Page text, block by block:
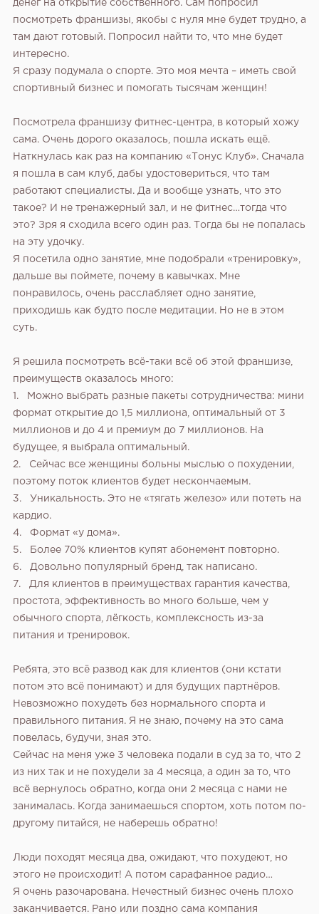
денег на открытие собственного. Сам попросил
посмотреть франшизы, якобы с нуля мне будет трудно, а
там дают готовый. Попросил найти то, что мне будет
интересно.
Я сразу подумала о спорте. Это моя мечта – иметь свой
спортивный бизнес и помогать тысячам женщин!
Посмотрела франшизу фитнес-центра, в который хожу
сама. Очень дорого оказалось, пошла искать ещё.
Наткнулась как раз на компанию «Тонус Клуб». Сначала
я пошла в сам клуб, дабы удостовериться, что там
работают специалисты. Да и вообще узнать, что это
такое? И не тренажерный зал, и не фитнес…тогда что
это? Зря я сходила всего один раз. Тогда бы не попалась
на эту удочку.
Я посетила одно занятие, мне подобрали «тренировку»,
дальше вы поймете, почему в кавычках. Мне
понравилось, очень расслабляет одно занятие,
приходишь как будто после медитации. Но не в этом
суть.
Я решила посмотреть всё-таки всё об этой франшизе,
преимуществ оказалось много:
1. Можно выбрать разные пакеты сотрудничества: мини
формат открытие до 1,5 миллиона, оптимальный от 3
миллионов и до 4 и премиум до 7 миллионов. На
будущее, я выбрала оптимальный.
2. Сейчас все женщины больны мыслью о похудении,
поэтому поток клиентов будет нескончаемым.
3. Уникальность. Это не «тягать железо» или потеть на
кардио.
4. Формат «у дома».
5. Более 70% клиентов купят абонемент повторно.
6. Довольно популярный бренд, так написано.
7. Для клиентов в преимуществах гарантия качества,
простота, эффективность во много больше, чем у
обычного спорта, лёгкость, комплексность из-за
питания и тренировок.
Ребята, это всё развод как для клиентов (они кстати
потом это всё понимают) и для будущих партнёров.
Невозможно похудеть без нормального спорта и
правильного питания. Я не знаю, почему на это сама
повелась, будучи, зная это.
Сейчас на меня уже 3 человека подали в суд за то, что 2
из них так и не похудели за 4 месяца, а один за то, что
всё вернулось обратно, когда они 2 месяца с нами не
занималась. Когда занимаешься спортом, хоть потом по-
другому питайся, не наберешь обратно!
Люди походят месяца два, ожидают, что похудеют, но
этого не происходит! А потом сарафанное радио…
Я очень разочарована. Нечестный бизнес очень плохо
заканчивается. Рано или поздно сама компания